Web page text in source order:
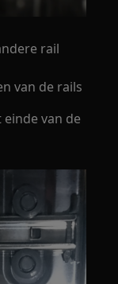
rail
van de rails
van de